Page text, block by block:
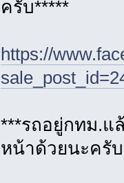
ครับ*****
https://
***รถอยู่กทม.แ
หน้าด้วยนะครั